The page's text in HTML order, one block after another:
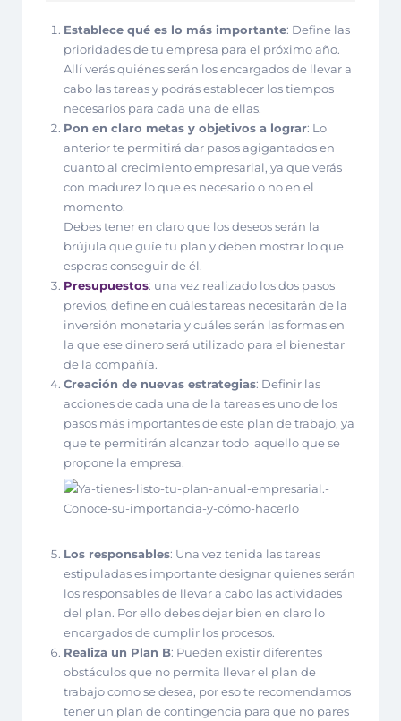
Establece qué es lo más importante: Define las
prioridades de tu empresa para el próximo año.
Allí verás quiénes serán los encargados de llevar a
cabo las tareas y podrás establecer los tiempos
necesarios para cada una de ellas.
Pon en claro metas y objetivos a lograr: Lo
anterior te permitirá dar pasos agigantados en
cuanto al crecimiento empresarial, ya que verás
con madurez lo que es necesario o no en el
momento.
Debes tener en claro que los deseos serán la
brújula que guíe tu plan y deben mostrar lo que
esperas conseguir de él.
Presupuestos: una vez realizado los dos pasos
previos, define en cuáles tareas necesitarán de la
inversión monetaria y cuáles serán las formas en
la que ese dinero será utilizado para el bienestar
de la compañía.
Creación de nuevas estrategias: Definir las
acciones de cada una de la tareas es uno de los
pasos más importantes de este plan de trabajo, ya
que te permitirán alcanzar todo aquello que se
propone la empresa.
Los responsables: Una vez tenida las tareas
estipuladas es importante designar quienes serán
los responsables de llevar a cabo las actividades
del plan. Por ello debes dejar bien en claro lo
encargados de cumplir los procesos.
Realiza un Plan B: Pueden existir diferentes
obstáculos que no permita llevar el plan de
trabajo como se desea, por eso te recomendamos
tener un plan de contingencia para que no pares